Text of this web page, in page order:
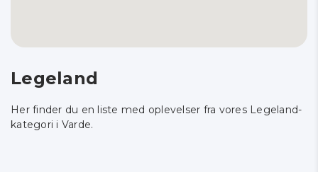
Legeland
Her finder du en liste med oplevelser fra vores Legeland-
kategori i Varde.